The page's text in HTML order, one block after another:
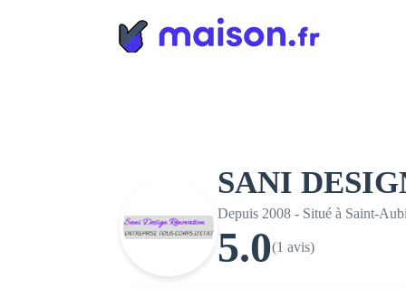
SANI
Depuis 2008 - Situé à Saint-
5.0(1 avis)